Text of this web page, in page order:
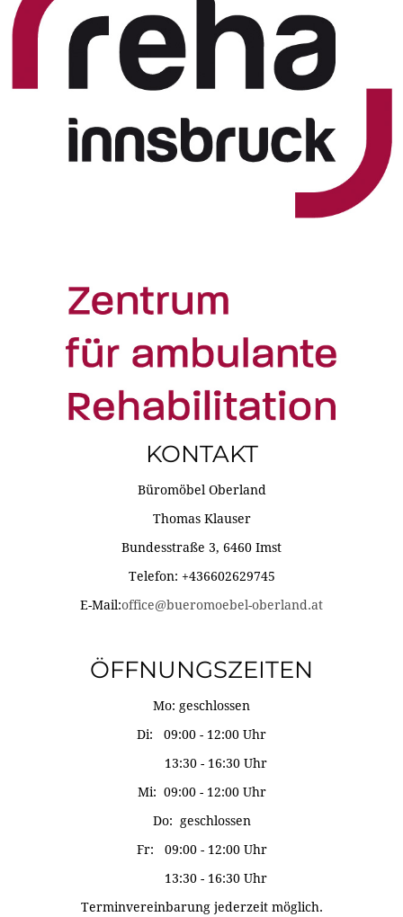
KONTAKT
Büromöbel Oberland
Thomas Klauser
Bundesstraße 3, 6460 Imst
Telefon: +436602629745
E-Mail:office@bueromoebel-oberland.at
ÖFFNUNGSZEITEN
Mo: geschlossen
Di: 09:00 - 12:00 Uhr
13:30 - 16:30 Uhr
Mi: 09:00 - 12:00 Uhr
Do: geschlossen
Fr: 09:00 - 12:00 Uhr
13:30 - 16:30 Uhr
Terminvereinbarung jederzeit möglich.